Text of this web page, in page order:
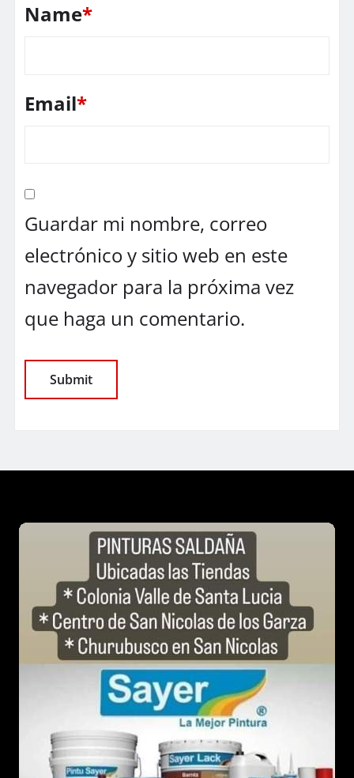
Name*
Email*
Guardar mi nombre, correo
electrónico y sitio web en este
navegador para la próxima vez
que haga un comentario.